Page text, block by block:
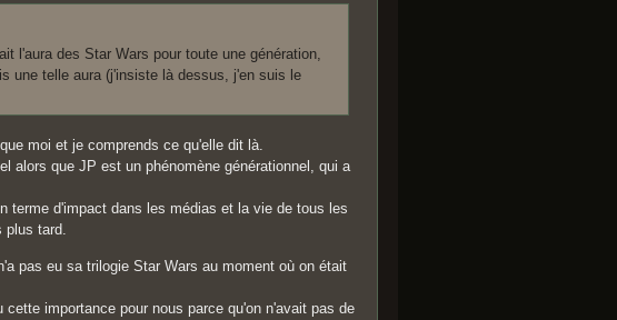
l'aura des Star Wars pour toute une génération,
une telle aura (j'insiste là dessus, j'en suis le
moi et je comprends ce qu'elle dit là.
alors que JP est un phénomène générationnel, qui a
terme d'impact dans les médias et la vie de tous les
plus tard.
pas eu sa trilogie Star Wars au moment où on était
importance pour nous parce qu'on n'avait pas de